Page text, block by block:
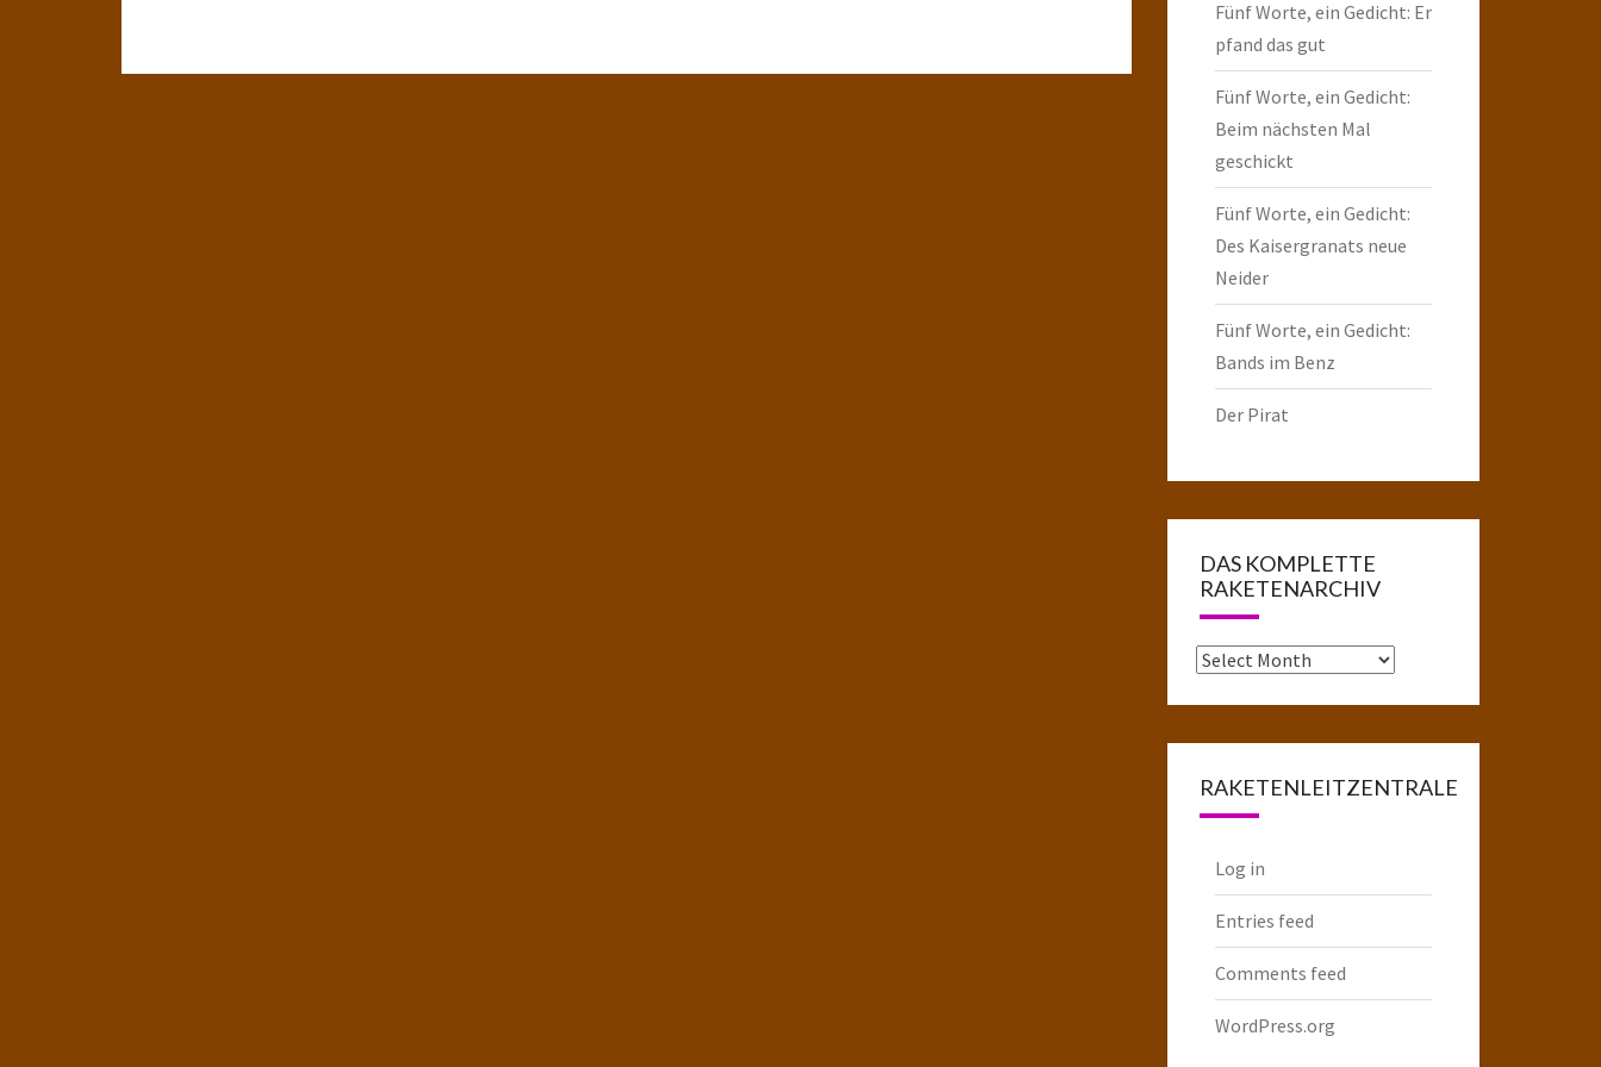
Fünf Worte, ein Gedicht: Er
pfand das gut
Fünf Worte, ein Gedicht:
Beim nächsten Mal
geschickt
Fünf Worte, ein Gedicht:
Des Kaisergranats neue
Neider
Fünf Worte, ein Gedicht:
Bands im Benz
Der Pirat
DAS KOMPLETTE
RAKETENARCHIV
Das
RAKETENLEITZENTRALE
Log in
Entries feed
Comments feed
WordPress.org